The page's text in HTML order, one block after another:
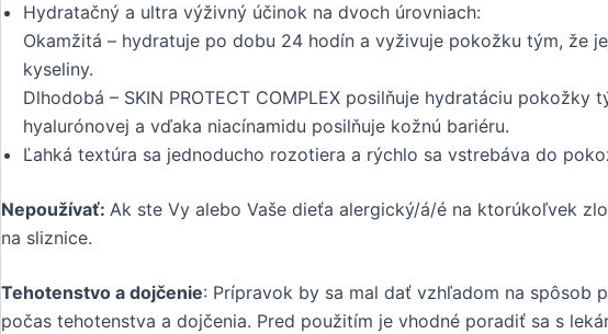
Hydratačný a ultra výživný účinok na dvoch úrovniach:
Okamžitá – hydratuje po dobu 24 hodín a vyživuje pokožku tým, že
kyseliny.
Dlhodobá – SKIN PROTECT COMPLEX posilňuje hydratáciu
hyalurónovej a vďaka niacínamidu posilňuje kožnú bariéru.
Ľahká textúra sa jednoducho rozotiera a rýchlo sa vstrebáva do
Nepoužívať: Ak ste Vy alebo Vaše dieťa alergický/á/é na ktorúkoľvek
na sliznice.
Tehotenstvo a dojčenie: Prípravok by sa mal dať vzhľadom na spôsob
počas tehotenstva a dojčenia. Pred použitím je vhodné poradiť sa s